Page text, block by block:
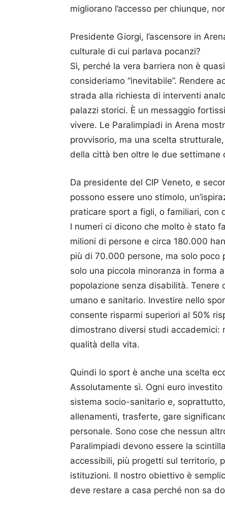
migliorano l’accesso per chiunque,
Presidente Giorgi, l’ascensore in
culturale di cui parlava pocanzi?
Sì, perché la vera barriera non è
consideriamo “inevitabile”. Rendere
strada alla richiesta di interventi
palazzi storici. È un messaggio
vivere. Le Paralimpiadi in Arena
provvisorio, ma una scelta
della città ben oltre le due settimane
Da presidente del CIP Veneto, e
possono essere uno stimolo,
praticare sport a figli, o familiari, con
I numeri ci dicono che molto è stato
milioni di persone e circa 180.000
più di 70.000 persone, ma solo
solo una piccola minoranza in forma
popolazione senza disabilità.
umano e sanitario. Investire nello
consente risparmi superiori al 50%
dimostrano diversi studi accademici:
qualità della vita.
Quindi lo sport è anche una scelta
Assolutamente sì. Ogni euro
sistema socio-sanitario e,
allenamenti, trasferte, gare
personale. Sono cose che nessun
Paralimpiadi devono essere la
accessibili, più progetti sul territorio,
istituzioni. Il nostro obiettivo è
deve restare a casa perché non sa